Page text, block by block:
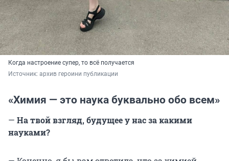
Когда настроение супер, то всё получается
Источник: архив героини публикации
«Химия — это наука буквально обо всем»
— На твой взгляд, будущее у нас за какими
науками?